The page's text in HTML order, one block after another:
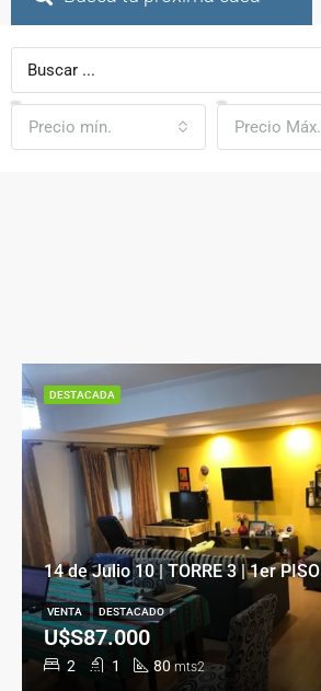
Precio mín. Precio Máx.
14 de Julio 10 | TORRE 3 | 1er PISO
2 1 80 mts2
U$S87.000
VENTA DESTACADO
DESTACADA